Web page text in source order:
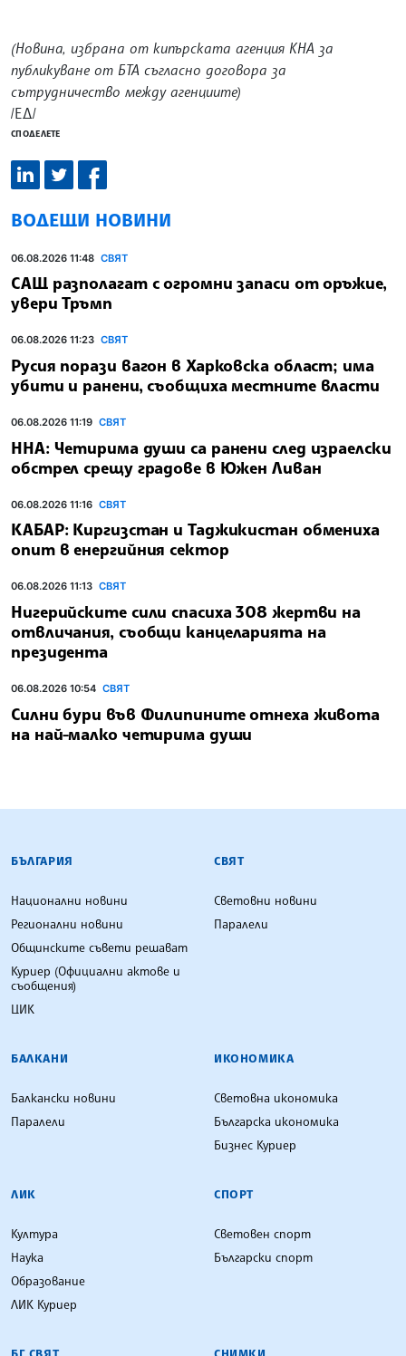
(Новина, избрана от кипърската агенция КНА за
публикуване от БТА съгласно договора за
сътрудничество между агенциите)
/ЕД/
СПОДЕЛЕТЕ
ВОДЕЩИ НОВИНИ
06.08.2026 11:48 СВЯТ
САЩ разполагат с огромни запаси от оръжие,
увери Тръмп
06.08.2026 11:23 СВЯТ
Русия порази вагон в Харковска област; има
убити и ранени, съобщиха местните власти
06.08.2026 11:19 СВЯТ
ННА: Четирима души са ранени след израелски
обстрел срещу градове в Южен Ливан
06.08.2026 11:16 СВЯТ
КАБАР: Киргизстан и Таджикистан обмениха
опит в енергийния сектор
06.08.2026 11:13 СВЯТ
Нигерийските сили спасиха 308 жертви на
отвличания, съобщи канцеларията на
президента
06.08.2026 10:54 СВЯТ
Силни бури във Филипините отнеха живота
на най-малко четирима души
БЪЛГАРСКА ТЕЛЕГРАФНА АГЕНЦИЯ
БЪЛГАРИЯ
Национални новини
Регионални новини
Общинските съвети решават
Куриер (Официални актове и
съобщения)
ЦИК
СВЯТ
Световни новини
Паралели
БАЛКАНИ
Балкански новини
Паралели
ИКОНОМИКА
Световна икономика
Българска икономика
Бизнес Куриер
ЛИК
Култура
Наука
Образование
ЛИК Куриер
СПОРТ
Световен спорт
Български спорт
БГ СВЯТ СНИМКИ